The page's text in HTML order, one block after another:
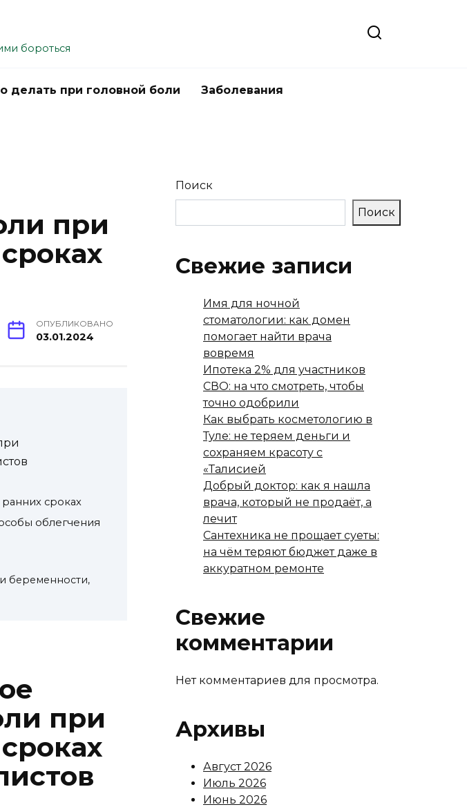
бороться
делать при головной боли Заболевания
при
ОПУБЛИКОВАНО
03.01.2024
сроках
облегчения
беременности,
при
Поиск
Поиск
Свежие записи
Имя для ночной
стоматологии: как домен
помогает найти врача
вовремя
Ипотека 2% для участников
СВО: на что смотреть, чтобы
точно одобрили
Как выбрать косметологию в
Туле: не теряем деньги и
сохраняем красоту с
«Талисией
Добрый доктор: как я нашла
врача, который не продаёт, а
лечит
Сантехника не прощает суеты:
на чём теряют бюджет даже в
аккуратном ремонте
Свежие
комментарии
Нет комментариев для просмотра.
Архивы
Август 2026
Июль 2026
Июнь 2026